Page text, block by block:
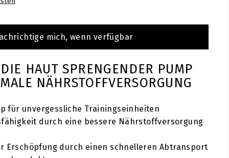
mich, wenn verfügbar
HAUT SPRENGENDER PUMP
NÄHRSTOFFVERSORGUNG
für unvergessliche Trainingseinheiten
durch eine bessere Nährstoffversorgung
Erschöpfung durch einen schnelleren Abtransport